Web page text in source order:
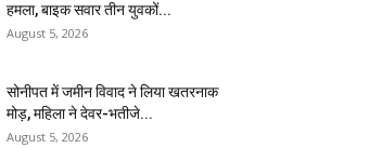
हमला, बाइक सवार तीन युवकों...
August 5, 2026
सोनीपत में जमीन विवाद ने लिया खतरनाक
मोड़, महिला ने देवर-भतीजे...
August 5, 2026